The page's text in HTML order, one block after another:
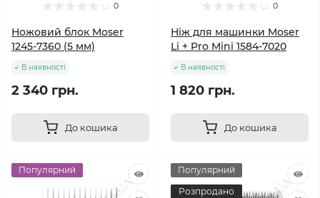
0
Ножовий блок Moser
1245-7360 (5 мм)
В наявності
2 340 грн.
До кошика
0
Ніж для машинки Moser
Li + Pro Mini 1584-7020
В наявності
1 820 грн.
До кошика
Популярний
Популярний
Розпродано